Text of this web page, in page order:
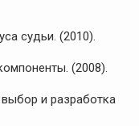
судьи. (2010).
(2008).
и разработка